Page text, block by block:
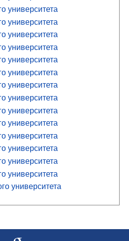
университета
университета
университета
университета
университета
университета
университета
университета
университета
университета
университета
университета
университета
университета
университета